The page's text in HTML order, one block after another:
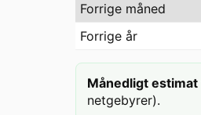
Forrige måned
Forrige år
Månedligt estimat
netgebyrer).